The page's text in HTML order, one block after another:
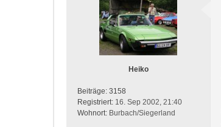
Heiko
Beiträge: 3158
Registriert: 16. Sep 2002, 21:40
Wohnort: Burbach/Siegerland